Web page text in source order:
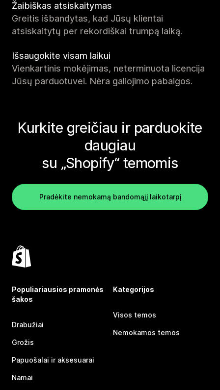
Žaibiškas atsiskaitymas
Greitis išbandytas, kad Jūsų klientai
atsiskaitytų per rekordiškai trumpą laiką.
Išsaugokite visam laikui
Vienkartinis mokėjimas, neterminuota licencija
Jūsų parduotuvei. Nėra galiojimo pabaigos.
Kurkite greičiau ir parduokite
daugiau
su „Shopify“ temomis
Pradėkite nemokamą bandomąjį laikotarpį
Populiariausios pramonės
šakos
Drabužiai
Grožis
Papuošalai ir aksesuarai
Namai
Kategorijos
Visos temos
Nemokamos temos